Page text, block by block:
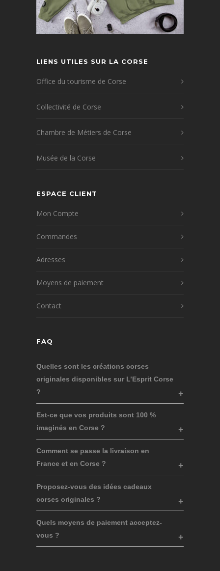
LIENS UTILES SUR LA CORSE
Office du tourisme de Corse
Collectivité de Corse
Chambre de Métiers de Corse
Musée de la Corse
ESPACE CLIENT
Mon Compte
Commandes
Adresses
Moyens de paiement
Contact
FAQ
Quelles sont les créations corses
originales disponibles sur L’Esprit Corse
?
Est-ce que vos produits sont 100 %
imaginés en Corse ?
Comment se passe la livraison en
France et en Corse ?
Proposez-vous des idées cadeaux
corses originales ?
Quels moyens de paiement acceptez-
vous ?